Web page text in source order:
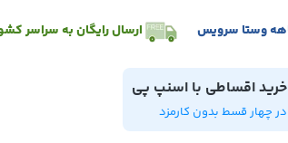
ارسال رایگان به سراسر
اقساطی با اسنپ پی
چهار قسط بدون کارمزد